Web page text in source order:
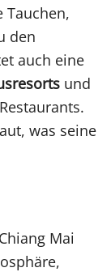
Tauchen,
den
auch eine
und
was seine
Mai